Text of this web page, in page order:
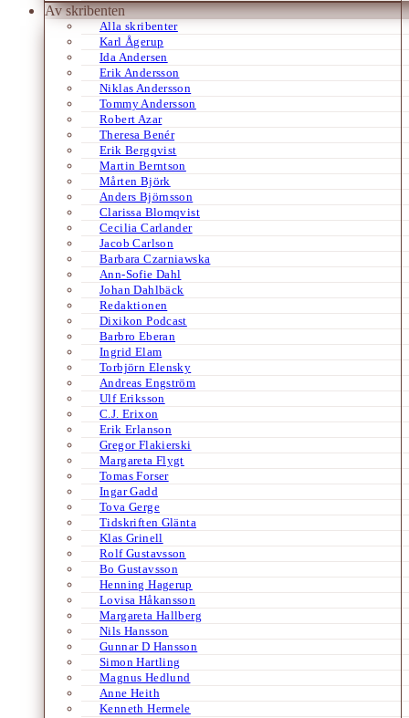
Av skribenten
Alla skribenter
Karl Ågerup
Ida Andersen
Erik Andersson
Niklas Andersson
Tommy Andersson
Robert Azar
Theresa Benér
Erik Bergqvist
Martin Berntson
Mårten Björk
Anders Björnsson
Clarissa Blomqvist
Cecilia Carlander
Jacob Carlson
Barbara Czarniawska
Ann-Sofie Dahl
Johan Dahlbäck
Redaktionen
Dixikon Podcast
Barbro Eberan
Ingrid Elam
Torbjörn Elensky
Andreas Engström
Ulf Eriksson
C.J. Erixon
Erik Erlanson
Gregor Flakierski
Margareta Flygt
Tomas Forser
Ingar Gadd
Tova Gerge
Tidskriften Glänta
Klas Grinell
Rolf Gustavsson
Bo Gustavsson
Henning Hagerup
Lovisa Håkansson
Margareta Hallberg
Nils Hansson
Gunnar D Hansson
Simon Hartling
Magnus Hedlund
Anne Heith
Kenneth Hermele